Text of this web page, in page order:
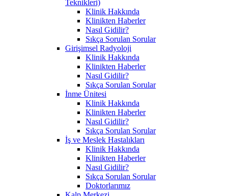
Teknikleri)
Klinik Hakkında
Klinikten Haberler
Nasıl Gidilir?
Sıkça Sorulan Sorular
Girişimsel Radyoloji
Klinik Hakkında
Klinikten Haberler
Nasıl Gidilir?
Sıkça Sorulan Sorular
İnme Ünitesi
Klinik Hakkında
Klinikten Haberler
Nasıl Gidilir?
Sıkça Sorulan Sorular
İş ve Meslek Hastalıkları
Klinik Hakkında
Klinikten Haberler
Nasıl Gidilir?
Sıkça Sorulan Sorular
Doktorlarımız